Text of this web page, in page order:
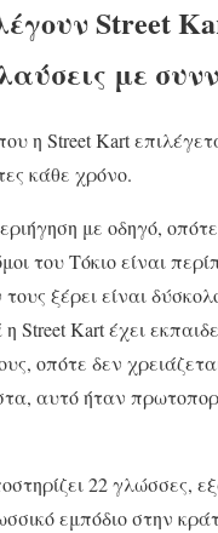
Street
με
η Street Kart
κάθε χρόνο.
με οδηγό,
του Τόκιο είναι
ξέρει είναι
Street Kart έχει
οπότε δεν
αυτό ήταν
22 γλώσσες,
εμπόδιο στην